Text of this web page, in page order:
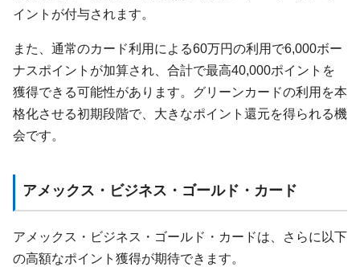
イントが付与されます。
また、通常のカード利用による60万円の利用で6,000ボー
ナスポイントが加算され、合計で最高40,000ポイントを
獲得できる可能性があります。グリーンカードの利用を本
格化させる初期段階で、大きなポイント還元を得られる機
会です。
アメックス・ビジネス・ゴールド・カード
アメックス・ビジネス・ゴールド・カードは、さらに以下
の高額なポイント獲得が期待できます。